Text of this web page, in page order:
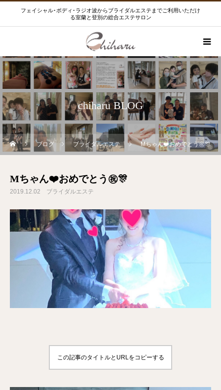
フェイシャル･ボディ･ラジオ波からブライダルエステまでご利用いただけ
る室蘭と登別の総合エステサロン
chiharu BLOG
ブログ ブライダルエステ Mちゃん❤️おめでとう㊗️🎊
Mちゃん❤️おめでとう㊗️🎊
2019.12.02 ブライダルエステ
この記事のタイトルとURLをコピーする